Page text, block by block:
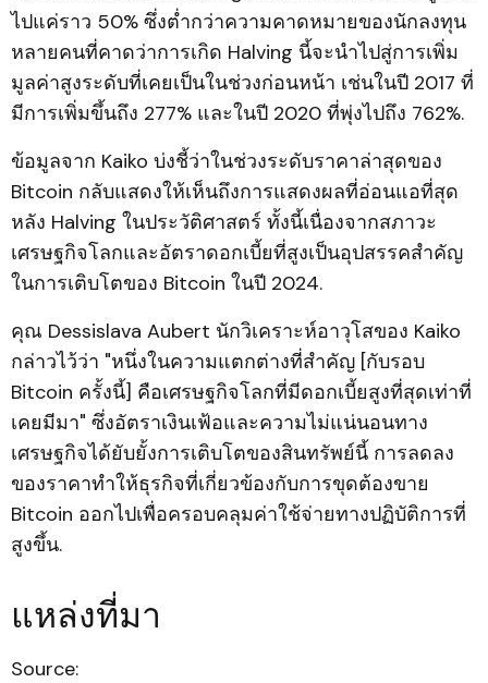
ไปแค่ราว 50% ซึ่งต่ำกว่าความคาดหมายของนักลงทุน
หลายคนที่คาดว่าการเกิด Halving นี้จะนำไปสู่การเพิ่ม
มูลค่าสูงระดับที่เคยเป็นในช่วงก่อนหน้า เช่นในปี 2017 ที่
มีการเพิ่มขึ้นถึง 277% และในปี 2020 ที่พุ่งไปถึง 762%.
ข้อมูลจาก Kaiko บ่งชี้ว่าในช่วงระดับราคาล่าสุดของ
Bitcoin กลับแสดงให้เห็นถึงการแสดงผลที่อ่อนแอที่สุด
หลัง Halving ในประวัติศาสตร์ ทั้งนี้เนื่องจากสภาวะ
เศรษฐกิจโลกและอัตราดอกเบี้ยที่สูงเป็นอุปสรรคสำคัญ
ในการเติบโตของ Bitcoin ในปี 2024.
คุณ Dessislava Aubert นักวิเคราะห์อาวุโสของ Kaiko
กล่าวไว้ว่า "หนึ่งในความแตกต่างที่สำคัญ [กับรอบ
Bitcoin ครั้งนี้] คือเศรษฐกิจโลกที่มีดอกเบี้ยสูงที่สุดเท่าที่
เคยมีมา" ซึ่งอัตราเงินเฟ้อและความไม่แน่นอนทาง
เศรษฐกิจได้ยับยั้งการเติบโตของสินทรัพย์นี้ การลดลง
ของราคาทำให้ธุรกิจที่เกี่ยวข้องกับการขุดต้องขาย
Bitcoin ออกไปเพื่อครอบคลุมค่าใช้จ่ายทางปฏิบัติการที่
สูงขึ้น.
แหล่งที่มา
Source: